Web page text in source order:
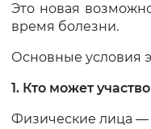
Монохромный
Это новая
время болезни.
Основные условия
1. Кто может
Физические лица —